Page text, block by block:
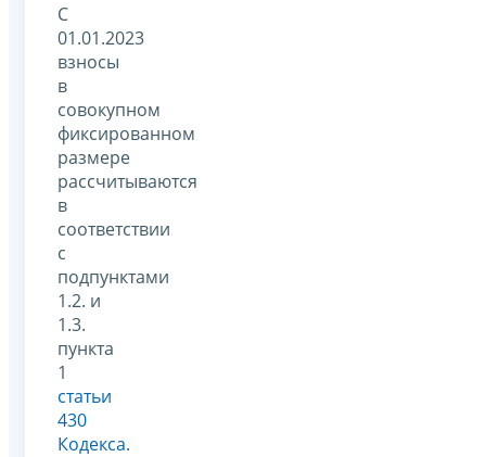
С
01.01.2023
взносы
в
совокупном
фиксированном
размере
рассчитываются
в
соответствии
с
подпунктами
1.2. и
1.3.
пункта
1
статьи
430
Кодекса.